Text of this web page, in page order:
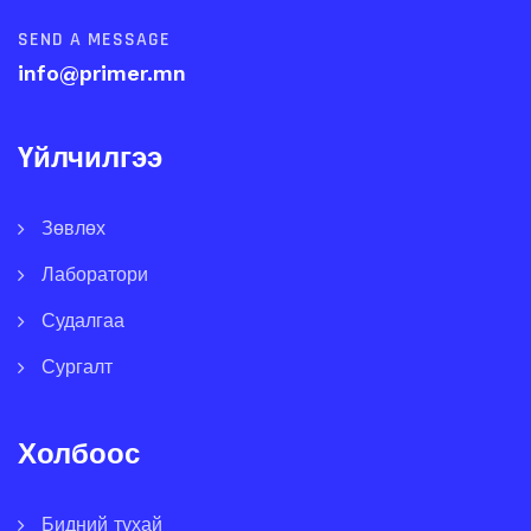
SEND A MESSAGE
info@primer.mn
Үйлчилгээ
Зөвлөх
Лаборатори
Судалгаа
Сургалт
Холбоос
Бидний тухай